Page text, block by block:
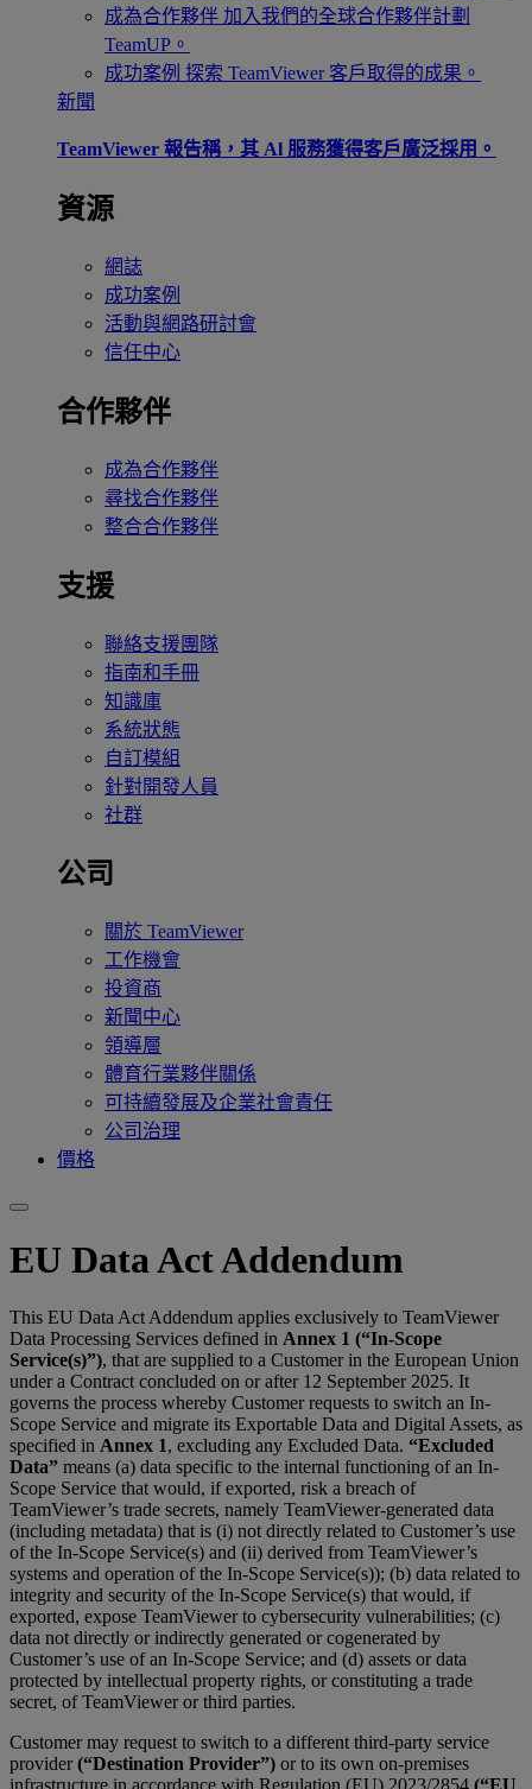
成為合作夥伴 加入我們的全球合作夥伴計劃
TeamUP。
成功案例 探索 TeamViewer 客戶取得的成果。
新聞
TeamViewer 報告稱，其 Al 服務獲得客戶廣泛採用。
資源
網誌
成功案例
活動與網路研討會
信任中心
合作夥伴
成為合作夥伴
尋找合作夥伴
整合合作夥伴
支援
聯絡支援團隊
指南和手冊
知識庫
系統狀態
自訂模組
針對開發人員
社群
公司
關於 TeamViewer
工作機會
投資商
新聞中心
領導層
體育行業夥伴關係
可持續發展及企業社會責任
公司治理
價格
EU Data Act Addendum
This EU Data Act Addendum applies exclusively to TeamViewer
Data Processing Services defined in Annex 1 (“In-Scope
Service(s)”), that are supplied to a Customer in the European Union
under a Contract concluded on or after 12 September 2025. It
governs the process whereby Customer requests to switch an In-
Scope Service and migrate its Exportable Data and Digital Assets, as
specified in Annex 1, excluding any Excluded Data. “Excluded
Data” means (a) data specific to the internal functioning of an In-
Scope Service that would, if exported, risk a breach of
TeamViewer’s trade secrets, namely TeamViewer-generated data
(including metadata) that is (i) not directly related to Customer’s use
of the In-Scope Service(s) and (ii) derived from TeamViewer’s
systems and operation of the In-Scope Service(s)); (b) data related to
integrity and security of the In-Scope Service(s) that would, if
exported, expose TeamViewer to cybersecurity vulnerabilities; (c)
data not directly or indirectly generated or cogenerated by
Customer’s use of an In-Scope Service; and (d) assets or data
protected by intellectual property rights, or constituting a trade
secret, of TeamViewer or third parties.
Customer may request to switch to a different third-party service
provider(“Destination Provider”) or to its own on-premises